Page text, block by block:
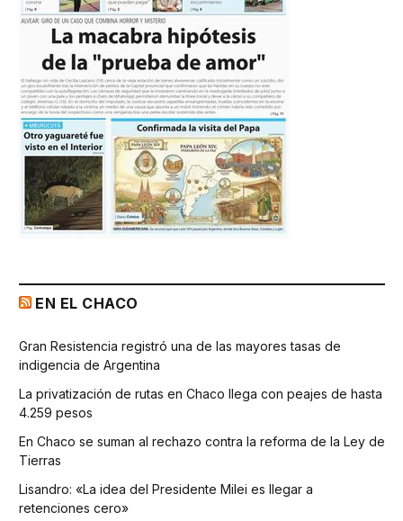
EN EL CHACO
Gran Resistencia registró una de las mayores tasas de
indigencia de Argentina
La privatización de rutas en Chaco llega con peajes de hasta
4.259 pesos
En Chaco se suman al rechazo contra la reforma de la Ley de
Tierras
Lisandro: «La idea del Presidente Milei es llegar a
retenciones cero»